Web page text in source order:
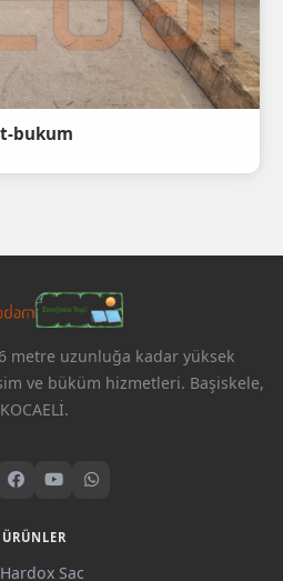
bukum
metre uzunluğa kadar yüksek
ve büküm hizmetleri. Başiskele,
KOCAELİ.
ÜRÜNLER
Hardox Sac